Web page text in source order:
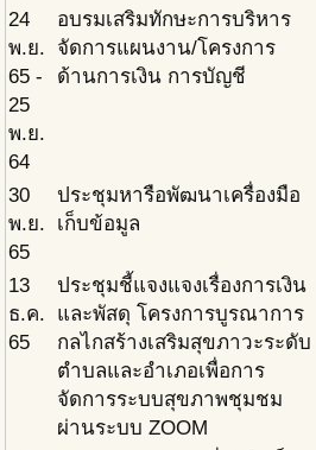
24
พ.ย.
65 -
25
พ.ย.
64
อบรมเสริมทักษะการบริหาร
จัดการแผนงาน/โครงการ
ด้านการเงิน การบัญชี
30
พ.ย.
65
ประชุมหารือพัฒนาเครื่องมือ
เก็บข้อมูล
13
ธ.ค.
65
ประชุมชี้แจงแจงเรื่องการเงิน
และพัสดุ โครงการบูรณาการ
กลไกสร้างเสริมสุขภาวะระดับ
ตำบลและอำเภอเพื่อการ
จัดการระบบสุขภาพชุมชม
ผ่านระบบ ZOOM